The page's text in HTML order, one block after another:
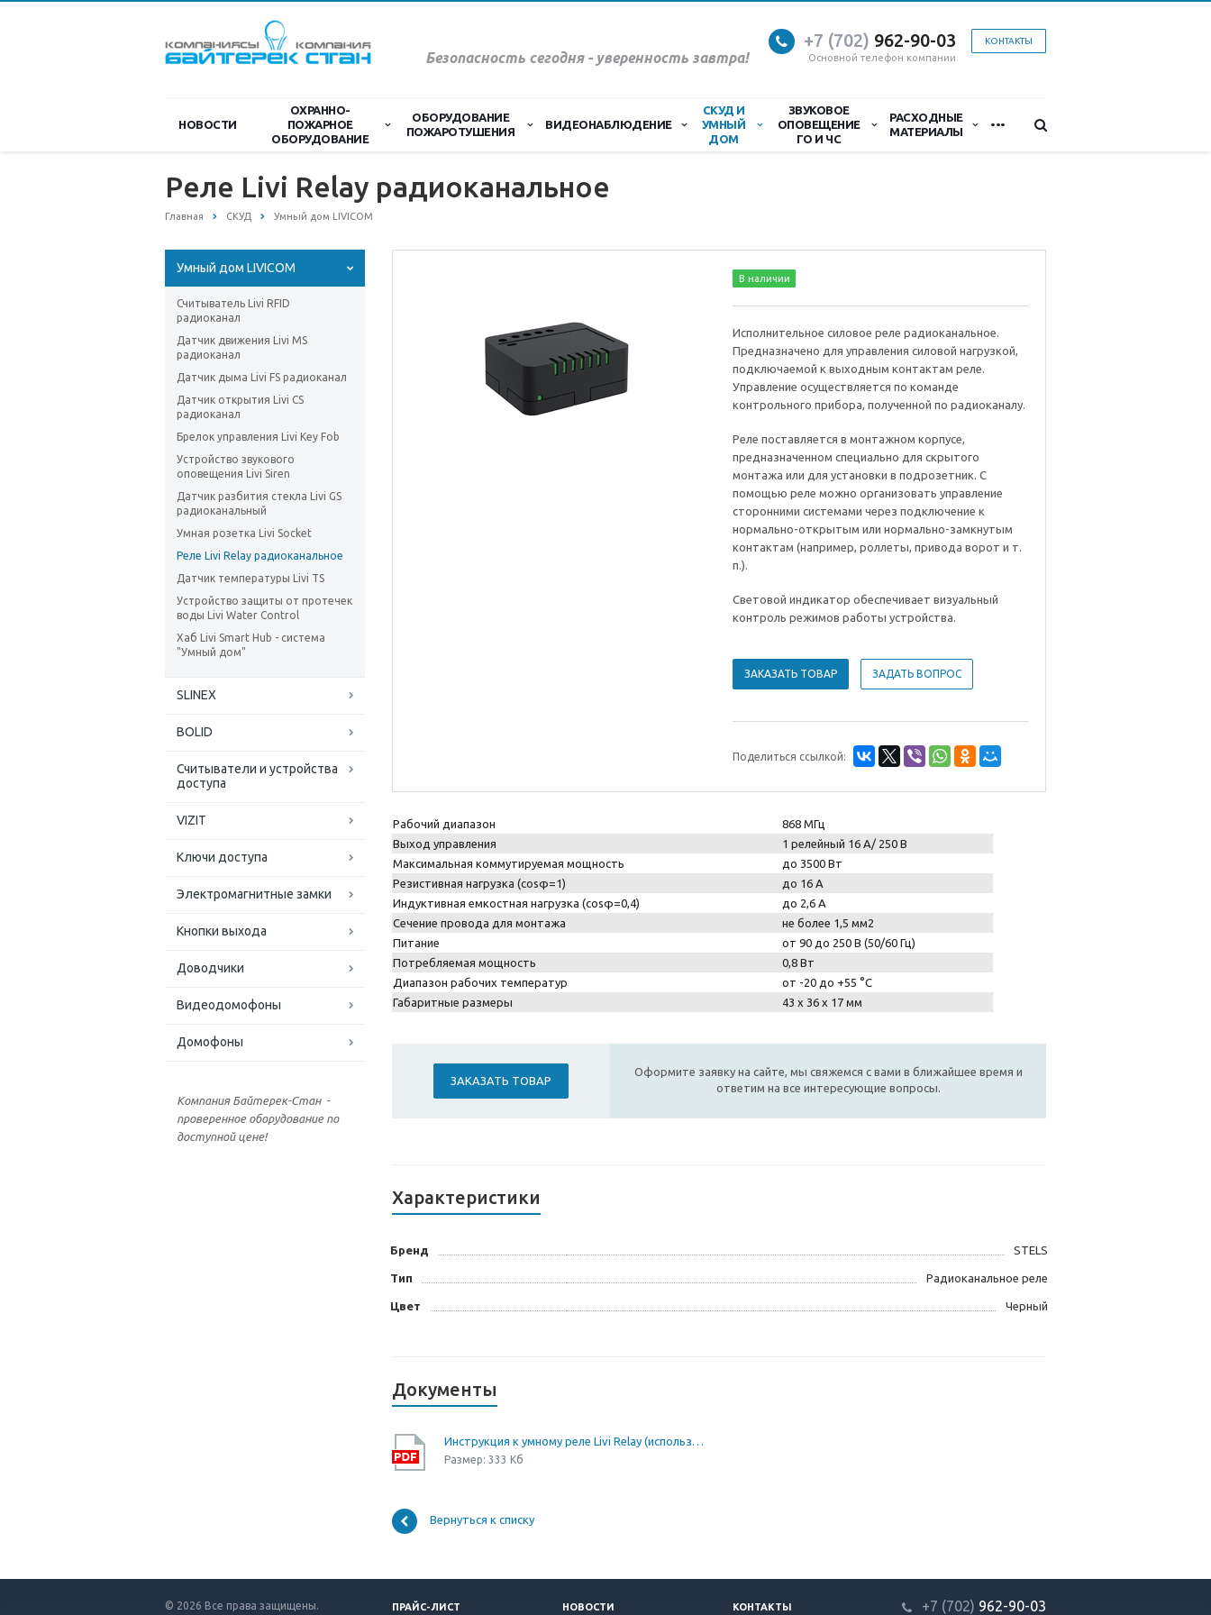
Безопасность сегодня - уверенность завтра!
КОНТАКТЫ
+7 (702) 962-90-03
Основной телефон компании
НОВОСТИ
ОХРАННО-
ПОЖАРНОЕ
ОБОРУДОВАНИЕ
ОБОРУДОВАНИЕ
ПОЖАРОТУШЕНИЯ
ВИДЕОНАБЛЮДЕНИЕ
СКУД И
УМНЫЙ
ДОМ
ЗВУКОВОЕ
ОПОВЕЩЕНИЕ
ГО И ЧС
РАСХОДНЫЕ
МАТЕРИАЛЫ
...
Реле Livi Relay радиоканальное
Главная СКУД Умный дом LIVICOM
Умный дом LIVICOM
Считыватель Livi RFID
радиоканал
Датчик движения Livi MS
радиоканал
Датчик дыма Livi FS радиоканал
Датчик открытия Livi CS
радиоканал
Брелок управления Livi Key Fob
Устройство звукового
оповещения Livi Siren
Датчик разбития стекла Livi GS
радиоканальный
Умная розетка Livi Socket
Реле Livi Relay радиоканальное
Датчик температуры Livi TS
Устройство защиты от протечек
воды Livi Water Control
Хаб Livi Smart Hub - система
"Умный дом"
SLINEX
BOLID
Считыватели и устройства
доступа
VIZIT
Ключи доступа
Электромагнитные замки
Кнопки выхода
Доводчики
Видеодомофоны
Домофоны
Компания Байтерек-Стан -
проверенное оборудование по
доступной цене!
В наличии
Исполнительное силовое реле радиоканальное.
Предназначено для управления силовой нагрузкой,
подключаемой к выходным контактам реле.
Управление осуществляется по команде
контрольного прибора, полученной по радиоканалу.
Реле поставляется в монтажном корпусе,
предназначенном специально для скрытого
монтажа или для установки в подрозетник. С
помощью реле можно организовать управление
сторонними системами через подключение к
нормально-открытым или нормально-замкнутым
контактам (например, роллеты, привода ворот и т.
п.).
Световой индикатор обеспечивает визуальный
контроль режимов работы устройства.
ЗАКАЗАТЬ ТОВАР ЗАДАТЬ ВОПРОС
Поделиться ссылкой:
Рабочий диапазон
868 МГц
Выход управления
1 релейный 16 А/ 250 В
Максимальная коммутируемая мощность
до 3500 Вт
Резистивная нагрузка (cosφ=1)
до 16 А
Индуктивная емкостная нагрузка (cosφ=0,4)
до 2,6 А
Сечение провода для монтажа
не более 1,5 мм2
Питание
от 90 до 250 В (50/60 Гц)
Потребляемая мощность
0,8 Вт
Диапазон рабочих температур
от -20 до +55 °C
Габаритные размеры
43 х 36 х 17 мм
ЗАКАЗАТЬ ТОВАР
Оформите заявку на сайте, мы свяжемся с вами в ближайшее время и
ответим на все интересующие вопросы.
Характеристики
Бренд STELS
Тип Радиоканальное реле
Цвет Черный
Документы
Инструкция к умному реле Livi Relay (использование с умным домом Livicom)
Размер: 333 Кб
Вернуться к списку
© 2026 Все права защищены. ПРАЙС-ЛИСТ НОВОСТИ КОНТАКТЫ +7 (702) 962-90-03